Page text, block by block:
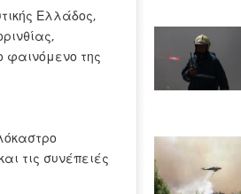
Ελλάδος,
φαινόμενο της
τις συνέπειές